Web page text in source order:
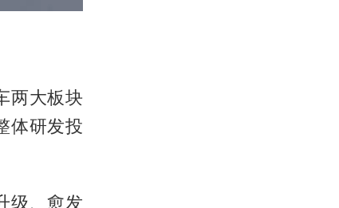
两大板块
体研发投
级、愈发